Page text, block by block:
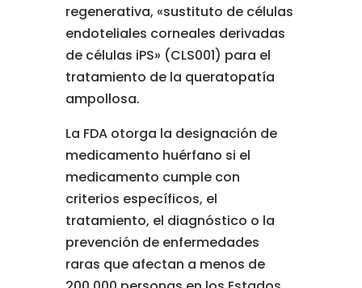
regenerativa, «sustituto de células
endoteliales corneales derivadas
de células iPS» (CLS001) para el
tratamiento de la queratopatía
ampollosa.
La FDA otorga la designación de
medicamento huérfano si el
medicamento cumple con
criterios específicos, el
tratamiento, el diagnóstico o la
prevención de enfermedades
raras que afectan a menos de